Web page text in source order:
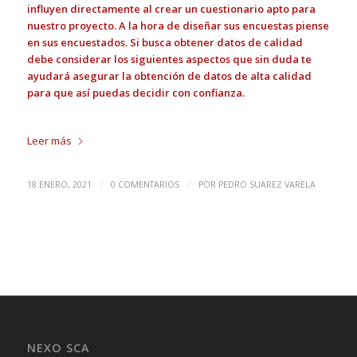
influyen directamente al crear un cuestionario apto para
nuestro proyecto. A la hora de diseñar sus encuestas piense
en sus encuestados. Si busca obtener datos de calidad
debe considerar los siguientes aspectos que sin duda te
ayudará asegurar la obtención de datos de alta calidad
para que así puedas decidir con confianza.
Leer más
18 ENERO, 2021 / 0 COMENTARIOS / POR PEDRO SUAREZ VARELA
NEXO SCA